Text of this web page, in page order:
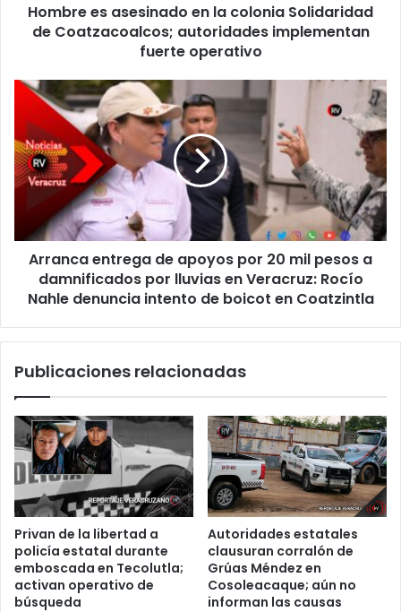
autoridades
implementan
Hombre es asesinado en la colonia Solidaridad
de Coatzacoalcos; autoridades implementan
fuerte operativo
Arranca
entrega
de
apoyos
por
20
pesos
a
damnificados
lluvias
Veracruz:
Nahle
de
boicot
en
Coatzintla
Arranca entrega de apoyos por 20 mil pesos a
damnificados por lluvias en Veracruz: Rocío
Nahle denuncia intento de boicot en Coatzintla
Publicaciones relacionadas
Privan de la libertad a
policía estatal durante
emboscada en Tecolutla;
activan operativo de
búsqueda
Autoridades estatales
clausuran corralón de
Grúas Méndez en
Cosoleacaque; aún no
informan las causas